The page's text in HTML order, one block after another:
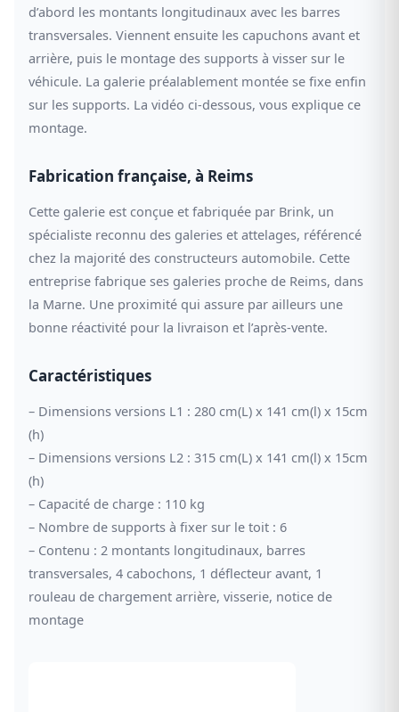
d’abord les montants longitudinaux avec les barres
transversales. Viennent ensuite les capuchons avant et
arrière, puis le montage des supports à visser sur le
véhicule. La galerie préalablement montée se fixe enfin
sur les supports. La vidéo ci-dessous, vous explique ce
montage.
Fabrication française, à Reims
Cette galerie est conçue et fabriquée par Brink, un
spécialiste reconnu des galeries et attelages, référencé
chez la majorité des constructeurs automobile. Cette
entreprise fabrique ses galeries proche de Reims, dans
la Marne. Une proximité qui assure par ailleurs une
bonne réactivité pour la livraison et l’après-vente.
Caractéristiques
– Dimensions versions L1 : 280 cm(L) x 141 cm(l) x 15cm
(h)
– Dimensions versions L2 : 315 cm(L) x 141 cm(l) x 15cm
(h)
– Capacité de charge : 110 kg
– Nombre de supports à fixer sur le toit : 6
– Contenu : 2 montants longitudinaux, barres
transversales, 4 cabochons, 1 déflecteur avant, 1
rouleau de chargement arrière, visserie, notice de
montage